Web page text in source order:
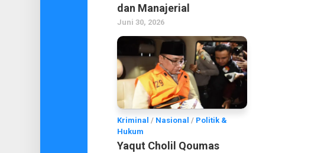
dan Manajerial
Juni 30, 2026
Kriminal / Nasional / Politik &
Hukum
Yaqut Cholil Qoumas